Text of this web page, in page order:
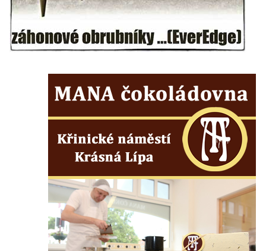
Sousoší Kalvárie před klášterem
Českých Budějovicích
Semilech
Pamětní deska Tomáše Garrigue Masaryka
Českých Budějovicích
Pamětní deska Josefa Hloucha na
biskupské rezidenci v Českých
Budějovicích
Socha žáby u rybníčku na Náměstí v
Kamenném Újezdě
Pamětní kámen družebních obcí Kamenný